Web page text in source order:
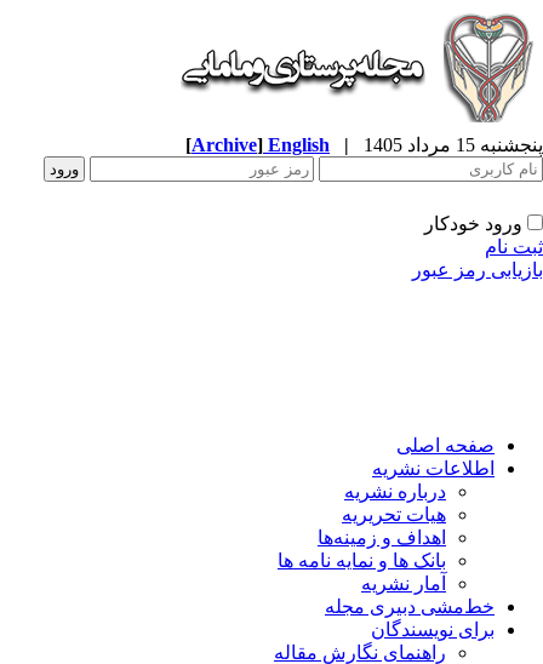
15 مرداد 1405 |
English
[Archive]
ورود خودکار
نام
رمز عبور
صفحه اصلی
اطلاعات نشریه
درباره نشریه
هیات تحریریه
اهداف و زمینه‌ها
بانک ها و نمایه نامه ها
آمار نشریه
خط‌مشی دبیری مجله
برای نویسندگان
راهنمای نگارش مقاله